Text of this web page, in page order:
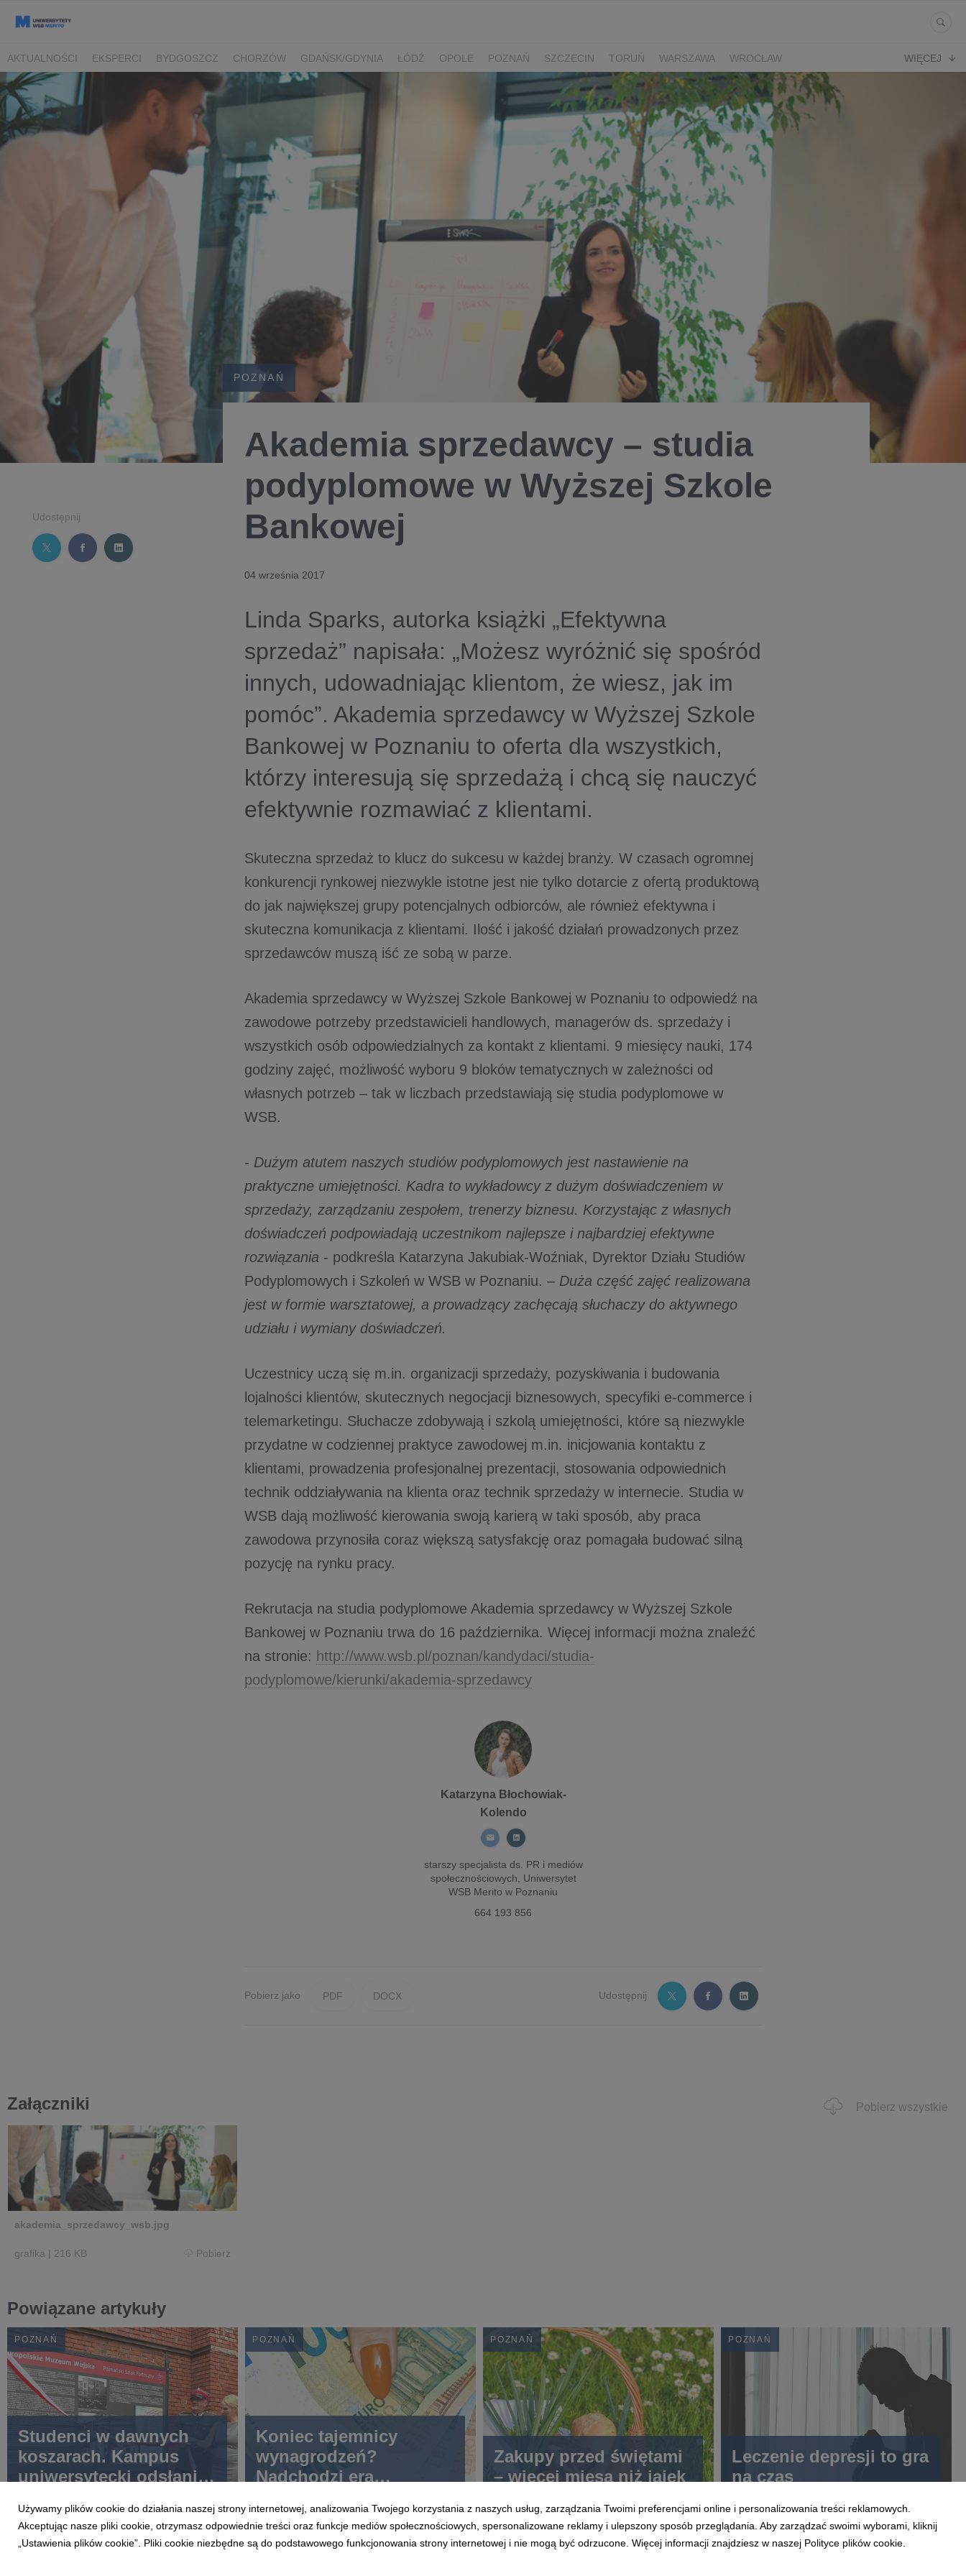
AKTUALNOŚCI EKSPERCI BYDGOSZCZ CHORZÓW GDAŃSK/GDYNIA ŁÓDŹ OPOLE POZNAŃ SZCZECIN TORUŃ WARSZAWA
WROCŁAW
TORUŃ/BYDGOSZCZ
WIĘCEJ
Udostępnij
POZNAŃ
Akademia sprzedawcy – studia
podyplomowe w Wyższej Szkole
Bankowej
04 września 2017
Linda Sparks, autorka książki „Efektywna
sprzedaż” napisała: „Możesz wyróżnić się spośród
innych, udowadniając klientom, że wiesz, jak im
pomóc”. Akademia sprzedawcy w Wyższej Szkole
Bankowej w Poznaniu to oferta dla wszystkich,
którzy interesują się sprzedażą i chcą się nauczyć
efektywnie rozmawiać z klientami.
Skuteczna sprzedaż to klucz do sukcesu w każdej branży. W czasach ogromnej
konkurencji rynkowej niezwykle istotne jest nie tylko dotarcie z ofertą produktową
do jak największej grupy potencjalnych odbiorców, ale również efektywna i
skuteczna komunikacja z klientami. Ilość i jakość działań prowadzonych przez
sprzedawców muszą iść ze sobą w parze.
Akademia sprzedawcy w Wyższej Szkole Bankowej w Poznaniu to odpowiedź na
zawodowe potrzeby przedstawicieli handlowych, managerów ds. sprzedaży i
wszystkich osób odpowiedzialnych za kontakt z klientami. 9 miesięcy nauki, 174
godziny zajęć, możliwość wyboru 9 bloków tematycznych w zależności od
własnych potrzeb – tak w liczbach przedstawiają się studia podyplomowe w
WSB.
- Dużym atutem naszych studiów podyplomowych jest nastawienie na
praktyczne umiejętności. Kadra to wykładowcy z dużym doświadczeniem w
sprzedaży, zarządzaniu zespołem, trenerzy biznesu. Korzystając z własnych
doświadczeń podpowiadają uczestnikom najlepsze i najbardziej efektywne
rozwiązania - podkreśla Katarzyna Jakubiak-Woźniak, Dyrektor Działu Studiów
Podyplomowych i Szkoleń w WSB w Poznaniu. – Duża część zajęć realizowana
jest w formie warsztatowej, a prowadzący zachęcają słuchaczy do aktywnego
udziału i wymiany doświadczeń.
Uczestnicy uczą się m.in. organizacji sprzedaży, pozyskiwania i budowania
lojalności klientów, skutecznych negocjacji biznesowych, specyfiki e-commerce i
telemarketingu. Słuchacze zdobywają i szkolą umiejętności, które są niezwykle
przydatne w codziennej praktyce zawodowej m.in. inicjowania kontaktu z
klientami, prowadzenia profesjonalnej prezentacji, stosowania odpowiednich
technik oddziaływania na klienta oraz technik sprzedaży w internecie. Studia w
WSB dają możliwość kierowania swoją karierą w taki sposób, aby praca
zawodowa przynosiła coraz większą satysfakcję oraz pomagała budować silną
pozycję na rynku pracy.
Rekrutacja na studia podyplomowe Akademia sprzedawcy w Wyższej Szkole
Bankowej w Poznaniu trwa do 16 października. Więcej informacji można znaleźć
na stronie: http://www.wsb.pl/poznan/kandydaci/studia-
podyplomowe/kierunki/akademia-sprzedawcy
Katarzyna Błochowiak-
Kolendo
starszy specjalista ds. PR i mediów
społecznościowych,
Uniwersytet
WSB Merito w Poznaniu
664 193 856
Pobierz jako PDF DOCX Udostępnij
Załączniki Pobierz wszystkie
akademia_sprzedawcy_wsb.jpg
grafika | 216 KB Pobierz
Powiązane artykuły
POZNAŃ
Studenci w dawnych
koszarach. Kampus
uniwersytecki odsłania
POZNAŃ
Koniec tajemnicy
wynagrodzeń?
Nadchodzi era
płac
POZNAŃ
Zakupy przed świętami
– więcej mięsa niż jajek
POZNAŃ
Leczenie depresji to gra
na czas
Używamy plików cookie do działania naszej strony internetowej, analizowania Twojego korzystania z naszych usług, zarządzania Twoimi preferencjami online i personalizowania treści reklamowych.
Akceptując nasze pliki cookie, otrzymasz odpowiednie treści oraz funkcje mediów społecznościowych, spersonalizowane reklamy i ulepszony sposób przeglądania. Aby zarządzać swoimi wyborami, kliknij
„Ustawienia plików cookie”. Pliki cookie niezbędne są do podstawowego funkcjonowania strony internetowej i nie mogą być odrzucone. Więcej informacji znajdziesz w naszej Polityce plików cookie.